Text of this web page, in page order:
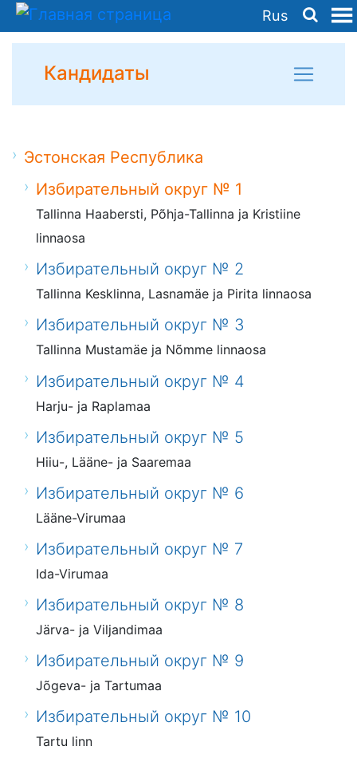
Rus
Кандидаты
Эстонская Республика
Избирательный округ № 1
Tallinna Haabersti, Põhja-Tallinna ja Kristiine
linnaosa
Избирательный округ № 2
Tallinna Kesklinna, Lasnamäe ja Pirita linnaosa
Избирательный округ № 3
Tallinna Mustamäe ja Nõmme linnaosa
Избирательный округ № 4
Harju- ja Raplamaa
Избирательный округ № 5
Hiiu-, Lääne- ja Saaremaa
Избирательный округ № 6
Lääne-Virumaa
Избирательный округ № 7
Ida-Virumaa
Избирательный округ № 8
Järva- ja Viljandimaa
Избирательный округ № 9
Jõgeva- ja Tartumaa
Избирательный округ № 10
Tartu linn